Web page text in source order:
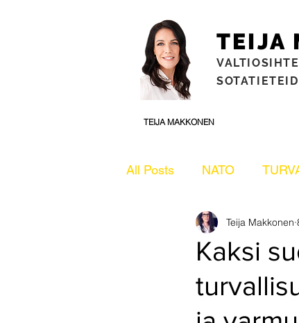
TEIJA
TEIJA MAKKONEN
All Posts NATO
ULKOPOLITIIKKA
Kaksi
Teija Makkonen